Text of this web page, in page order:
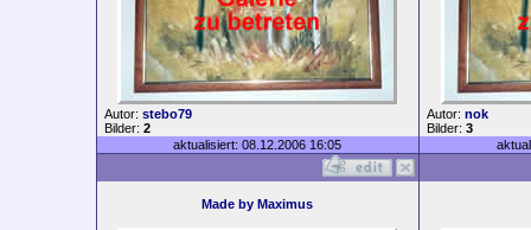
Autor: stebo79
Bilder: 2
aktualisiert: 08.12.2006 16:05
Autor: nok
Bilder: 3
Made by Maximus